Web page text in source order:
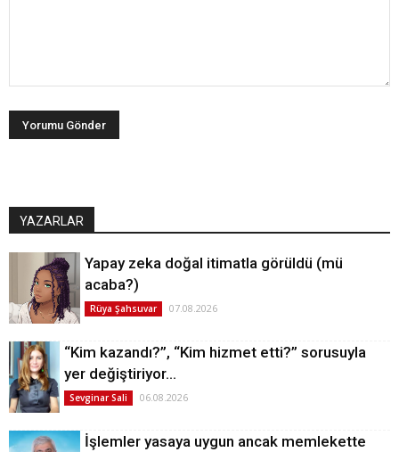
YAZARLAR
Yapay zeka doğal itimatla görüldü (mü
acaba?)
Rüya Şahsuvar 07.08.2026
“Kim kazandı?”, “Kim hizmet etti?” sorusuyla
yer değiştiriyor…
Sevginar Sali 06.08.2026
İşlemler yasaya uygun ancak memlekette